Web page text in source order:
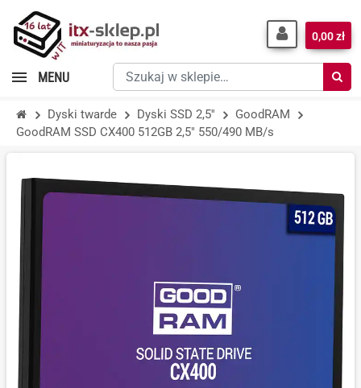
Szukaj
w
sklepie…
0,00 zł
MENU
Dyski twarde Dyski SSD 2,5''
GoodRAM
GoodRAM SSD CX400 512GB 2,5" 550/490 MB/s